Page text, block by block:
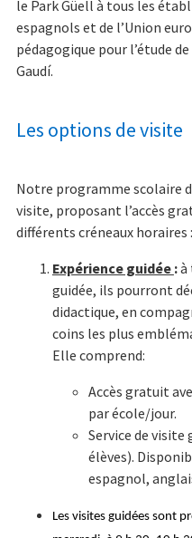
le Park Güell à tous les
espagnols et de l’Union
pédagogique pour l’étude
Gaudí.
Les options de visite
Notre programme scolaire
visite, proposant l’accès
différents créneaux horaires :
Expérience guidée :à
guidée, ils pourront
didactique, en
coins les plus
Elle comprend:
Accès gratuit
par école/jour.
Service de visite
élèves).
espagnol,
Les visites guidées sont